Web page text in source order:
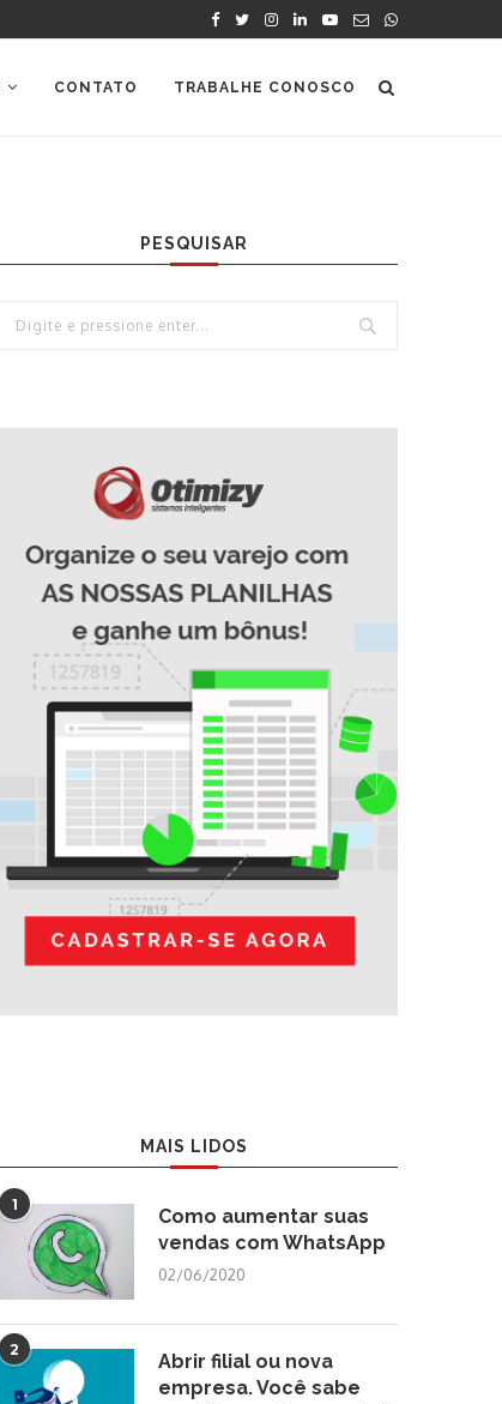
CONTATO TRABALHE CONOSCO
PESQUISAR
MAIS LIDOS
1
Como aumentar suas
vendas com WhatsApp
02/06/2020
2
Abrir filial ou nova
empresa. Você sabe